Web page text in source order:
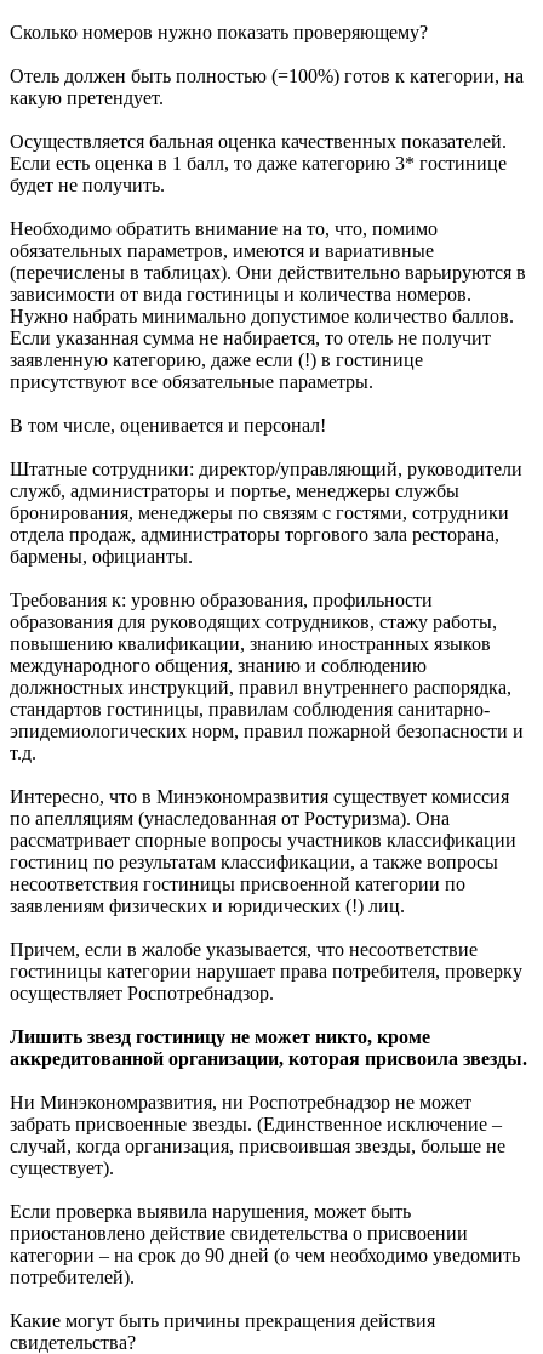
Сколько номеров нужно показать проверяющему?
Отель должен быть полностью (=100%) готов к категории, на
какую претендует.
Осуществляется бальная оценка качественных показателей.
Если есть оценка в 1 балл, то даже категорию 3* гостинице
будет не получить.
Необходимо обратить внимание на то, что, помимо
обязательных параметров, имеются и вариативные
(перечислены в таблицах). Они действительно варьируются в
зависимости от вида гостиницы и количества номеров.
Нужно набрать минимально допустимое количество баллов.
Если указанная сумма не набирается, то отель не получит
заявленную категорию, даже если (!) в гостинице
присутствуют все обязательные параметры.
В том числе, оценивается и персонал!
Штатные сотрудники: директор/управляющий, руководители
служб, администраторы и портье, менеджеры службы
бронирования, менеджеры по связям с гостями, сотрудники
отдела продаж, администраторы торгового зала ресторана,
бармены, официанты.
Требования к: уровню образования, профильности
образования для руководящих сотрудников, стажу работы,
повышению квалификации, знанию иностранных языков
международного общения, знанию и соблюдению
должностных инструкций, правил внутреннего распорядка,
стандартов гостиницы, правилам соблюдения санитарно-
эпидемиологических норм, правил пожарной безопасности и
т.д.
Интересно, что в Минэкономразвития существует комиссия
по апелляциям (унаследованная от Ростуризма). Она
рассматривает спорные вопросы участников классификации
гостиниц по результатам классификации, а также вопросы
несоответствия гостиницы присвоенной категории по
заявлениям физических и юридических (!) лиц.
Причем, если в жалобе указывается, что несоответствие
гостиницы категории нарушает права потребителя, проверку
осуществляет Роспотребнадзор.
Лишить звезд гостиницу не может никто, кроме
аккредитованной организации, которая присвоила звезды.
Ни Минэкономразвития, ни Роспотребнадзор не может
забрать присвоенные звезды. (Единственное исключение –
случай, когда организация, присвоившая звезды, больше не
существует).
Если проверка выявила нарушения, может быть
приостановлено действие свидетельства о присвоении
категории – на срок до 90 дней (о чем необходимо уведомить
потребителей).
Какие могут быть причины прекращения действия
свидетельства?